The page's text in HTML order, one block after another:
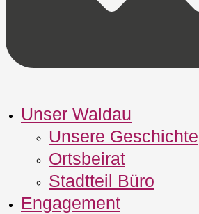
Unser Waldau
Unsere Geschichte
Ortsbeirat
Stadtteil Büro
Engagement